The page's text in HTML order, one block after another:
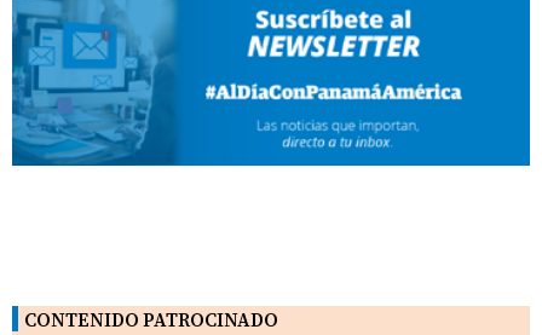
CONTENIDO PATROCINADO